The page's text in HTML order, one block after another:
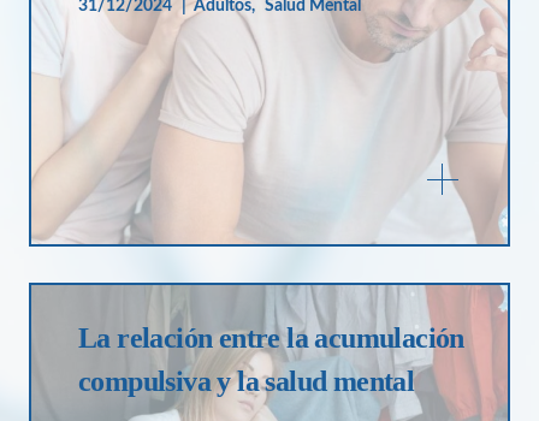
31/12/2024 Adultos Salud Mental
La relación entre la acumulación
compulsiva y la salud mental